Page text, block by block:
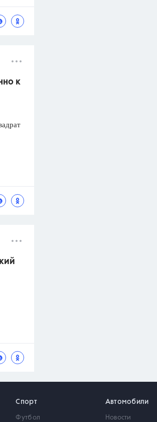
к
Спорт
Футбол
Автомобили
Новости